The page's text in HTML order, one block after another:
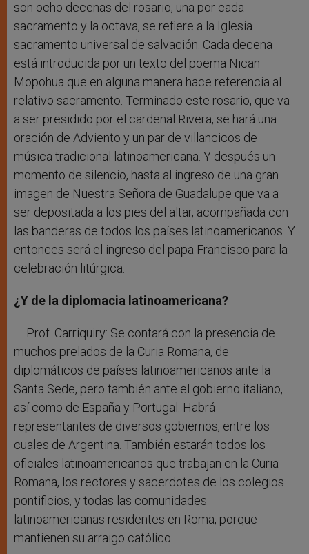
son ocho decenas del rosario, una por cada
sacramento y la octava, se refiere a la Iglesia
sacramento universal de salvación. Cada decena
está introducida por un texto del poema Nican
Mopohua que en alguna manera hace referencia al
relativo sacramento. Terminado este rosario, que va
a ser presidido por el cardenal Rivera, se hará una
oración de Adviento y un par de villancicos de
música tradicional latinoamericana. Y después un
momento de silencio, hasta al ingreso de una gran
imagen de Nuestra Señora de Guadalupe que va a
ser depositada a los pies del altar, acompañada con
las banderas de todos los países latinoamericanos. Y
entonces será el ingreso del papa Francisco para la
celebración litúrgica.
¿Y de la diplomacia latinoamericana?
— Prof. Carriquiry: Se contará con la presencia de
muchos prelados de la Curia Romana, de
diplomáticos de países latinoamericanos ante la
Santa Sede, pero también ante el gobierno italiano,
así como de España y Portugal. Habrá
representantes de diversos gobiernos, entre los
cuales de Argentina. También estarán todos los
oficiales latinoamericanos que trabajan en la Curia
Romana, los rectores y sacerdotes de los colegios
pontificios, y todas las comunidades
latinoamericanas residentes en Roma, porque
mantienen su arraigo católico.